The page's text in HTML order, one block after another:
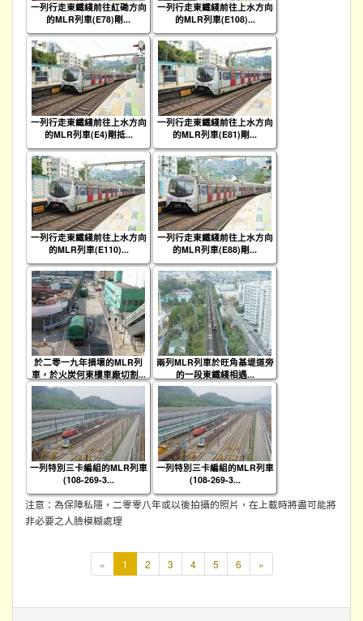
一列行走東鐵綫前往紅磡方向
的MLR列車(E78)剛...
一列行走東鐵綫前往上水方向
的MLR列車(E108)...
一列行走東鐵綫前往上水方向
的MLR列車(E4)剛抵...
一列行走東鐵綫前往上水方向
的MLR列車(E81)剛...
一列行走東鐵綫前往上水方向
的MLR列車(E110)...
一列行走東鐵綫前往上水方向
的MLR列車(E88)剛...
於二零一九年損壞的MLR列
車，於火炭何東樓車廠切割...
兩列MLR列車於旺角基堤道旁
的一段東鐵綫相遇...
一列特別三卡編組的MLR列車
(108-269-3...
一列特別三卡編組的MLR列車
(108-269-3...
注意：為保障私隱，二零零八年或以後拍攝的照片，在上載時將盡可能將
非必要之人臉模糊處理
« 1
頁
2 3 4 5 6 »